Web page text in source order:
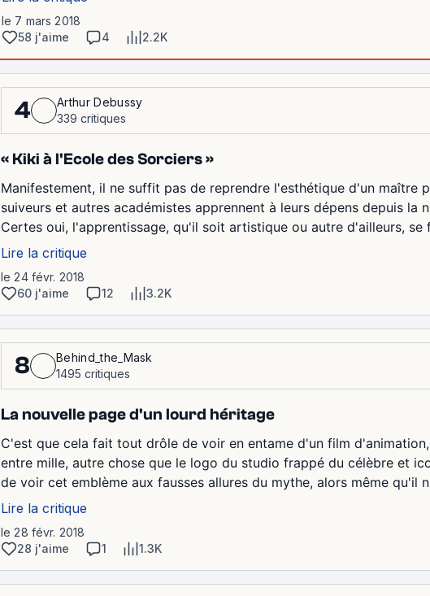
le 7 mars 2018
58 j'aime
4 2.2K
4
Arthur Debussy
339 critiques
« Kiki à l'Ecole des Sorciers »
Manifestement, il ne suffit pas de reprendre l'esthétique d'un maître
suiveurs et autres académistes apprennent à leurs dépens depuis la
Certes oui, l'apprentissage, qu'il soit artistique ou autre d'ailleurs, se
Lire la critique
le 24 févr. 2018
60 j'aime
12 3.2K
8
Behind_the_Mask
1495 critiques
La nouvelle page d'un lourd héritage
C'est que cela fait tout drôle de voir en entame d'un film
entre mille, autre chose que le logo du studio frappé du célèbre et
de voir cet emblème aux fausses allures du mythe, alors même qu'il
Lire la critique
le 28 févr. 2018
28 j'aime
1 1.3K